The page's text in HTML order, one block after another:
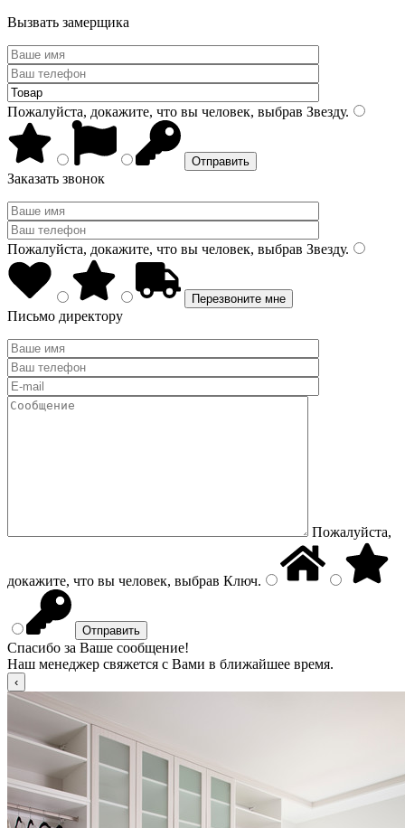
Вызвать замерщика
Пожалуйста, докажите, что вы человек, выбрав Звезду.
Заказать звонок
Пожалуйста, докажите, что вы человек, выбрав Звезду.
Письмо директору
Пожалуйста,
докажите, что вы человек, выбрав Ключ.
Спасибо за Ваше сообщение!
Наш менеджер свяжется с Вами в ближайшее время.